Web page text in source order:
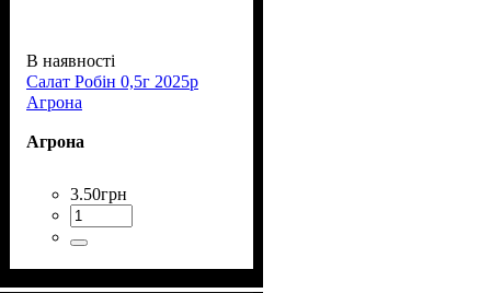
В наявності
Салат Робін 0,5г 2025р
Агрона
Агрона
3.50грн